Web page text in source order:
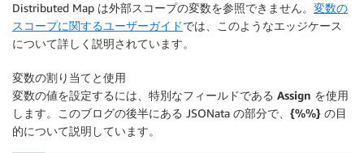
Distributed Map は外部スコープの変数を参照できません。 変数の
スコープに関するユーザーガイドでは、このようなエッジケース
について詳しく説明されています。
変数の割り当てと使用
変数の値を設定するには、特別なフィールドである Assign を使用
します。このブログの後半にある JSONata の部分で、 {%%} の目
的について説明しています。